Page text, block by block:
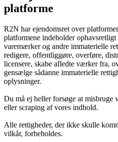
platforme
R2N har ejendomsret over
platformene indeholder ophavsretligt
varemærker og andre immaterielle
redigere, offentliggøre, overføre,
licensere, skabe afledte værker fra,
gensælge sådanne immaterielle
oplysninger.
Du må ej heller forsøge at misbruge
eller scraping af vores indhold.
Alle rettigheder, der ikke skulle
vilkår, forbeholdes.